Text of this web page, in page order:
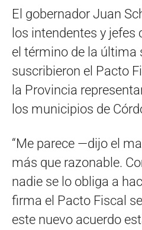
El gobernador Juan
los intendentes y jefes
el término de la última
suscribieron el Pacto
la Provincia
los municipios de
“Me parece —dijo el
más que razonable.
nadie se lo obliga a
firma el Pacto Fiscal
este nuevo acuerdo